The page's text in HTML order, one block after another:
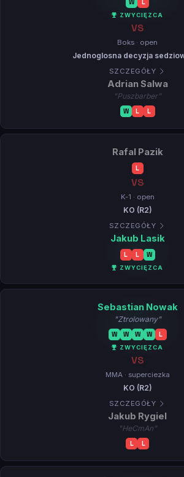
W L
ZWYCIĘZCA
VS
Boks · open
Jednoglosna decyzja
SZCZEGÓŁY
Adrian Salwa
"Puszbarber"
W L L
Rafal Pazik
L
VS
K-1 · open
KO (R2)
SZCZEGÓŁY
Jakub Lasik
L L W
ZWYCIĘZCA
Sebastian Nowak
"Ztrolowany"
W W W W L
ZWYCIĘZCA
VS
MMA · superciezka
KO (R2)
SZCZEGÓŁY
Jakub Rygiel
"HeCmAn"
L L